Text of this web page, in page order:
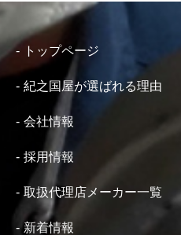
トップページ
紀之国屋が選ばれる理由
会社情報
採用情報
取扱代理店メーカー一覧
新着情報